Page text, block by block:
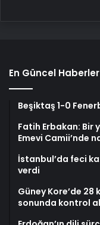
En Güncel Haberler
Beşiktaş 1-0
Fatih Erbakan: Bir
Emevi Camii’nde
İstanbul’da feci
verdi
Güney Kore’de 28
sonunda kontrol